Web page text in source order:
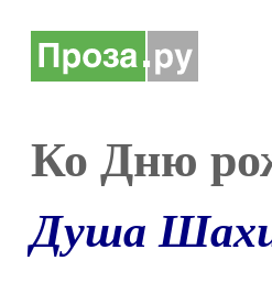
Ко Дню
Душа